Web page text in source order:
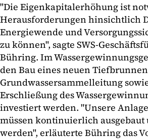
"Die Eigenkapitalerhöhung ist
Herausforderungen hinsichtlich
Energiewende und
zu können", sagte SWS-
Bühring. Im
den Bau eines neuen
Grundwassersammelleitung
Erschließung des
investiert werden. "Unsere
müssen kontinuierlich
werden", erläuterte Bühring das